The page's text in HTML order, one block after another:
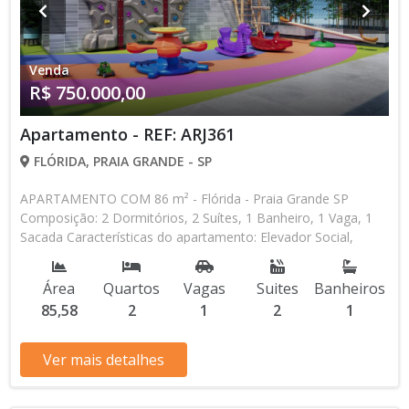
Venda
R$ 750.000,00
Apartamento - REF: ARJ361
FLÓRIDA, PRAIA GRANDE - SP
APARTAMENTO COM 86 m² - Flórida - Praia Grande SP
Composição: 2 Dormitórios, 2 Suítes, 1 Banheiro, 1 Vaga, 1
Sacada Características do apartamento: Elevador Social,
Elevador de Serviço, Acessibilidade, Portão Automático,
Circuito Fechado TV, Água Individual, Piscina, Piscina Infantil,
Sauna, Salão de Jogos, Salão de Festas, Quadra, Espaço Kids,
Espaço Gourmet, Academia, Churrasqueira, Predio Frente
Entrada de R$ 75.000,00 15 Parcelas Mensais de R$ 3.000,00
2 Parcelas Anuais de R$ 15.000,00 R$ 75.000,00 Entrega das
Área
85,58
Quartos
2
Vagas
1
Suites
2
Banheiros
1
Ver mais detalhes